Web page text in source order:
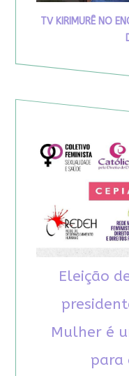
TV KIRIMURÊ NO
Eleição
Mulher é
para